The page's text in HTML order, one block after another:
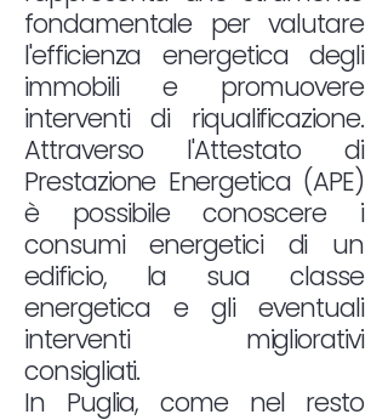
fondamentale per valutare
l'efficienza energetica degli
immobili e promuovere
interventi di riqualificazione.
Attraverso l'Attestato di
Prestazione Energetica (APE)
è possibile conoscere i
consumi energetici di un
edificio, la sua classe
energetica e gli eventuali
interventi migliorativi
consigliati.
In Puglia, come nel resto